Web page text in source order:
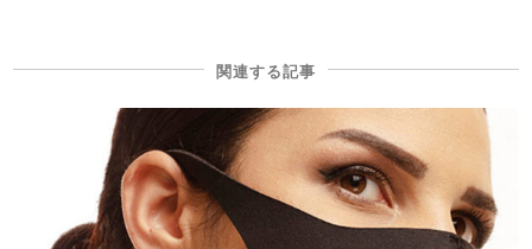
関連する記事